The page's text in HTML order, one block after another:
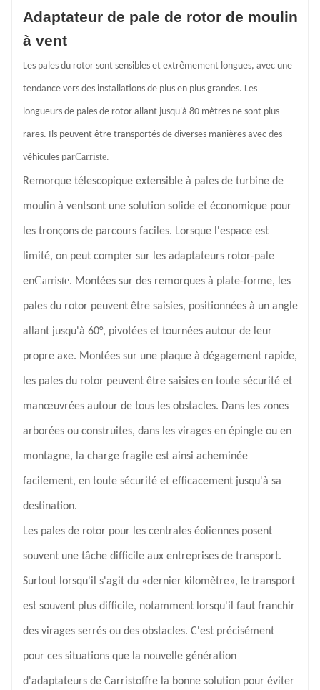
Adaptateur de pale de rotor de moulin
à vent
Les pales du rotor sont sensibles et extrêmement longues, avec une
tendance vers des installations de plus en plus grandes. Les
longueurs de pales de rotor allant jusqu'à 80 mètres ne sont plus
rares. Ils peuvent être transportés de diverses manières avec des
véhicules parCarriste.
Remorque télescopique extensible à pales de turbine de
moulin à ventsont une solution solide et économique pour
les tronçons de parcours faciles. Lorsque l'espace est
limité, on peut compter sur les adaptateurs rotor-pale
enCarriste. Montées sur des remorques à plate-forme, les
pales du rotor peuvent être saisies, positionnées à un angle
allant jusqu'à 60°, pivotées et tournées autour de leur
propre axe. Montées sur une plaque à dégagement rapide,
les pales du rotor peuvent être saisies en toute sécurité et
manœuvrées autour de tous les obstacles. Dans les zones
arborées ou construites, dans les virages en épingle ou en
montagne, la charge fragile est ainsi acheminée
facilement, en toute sécurité et efficacement jusqu'à sa
destination.
Les pales de rotor pour les centrales éoliennes posent
souvent une tâche difficile aux entreprises de transport.
Surtout lorsqu'il s'agit du «dernier kilomètre», le transport
est souvent plus difficile, notamment lorsqu'il faut franchir
des virages serrés ou des obstacles. C'est précisément
pour ces situations que la nouvelle génération
d'adaptateurs de Carristoffre la bonne solution pour éviter